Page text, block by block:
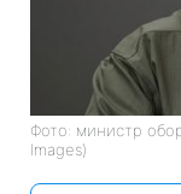
Фото: министр
Images)